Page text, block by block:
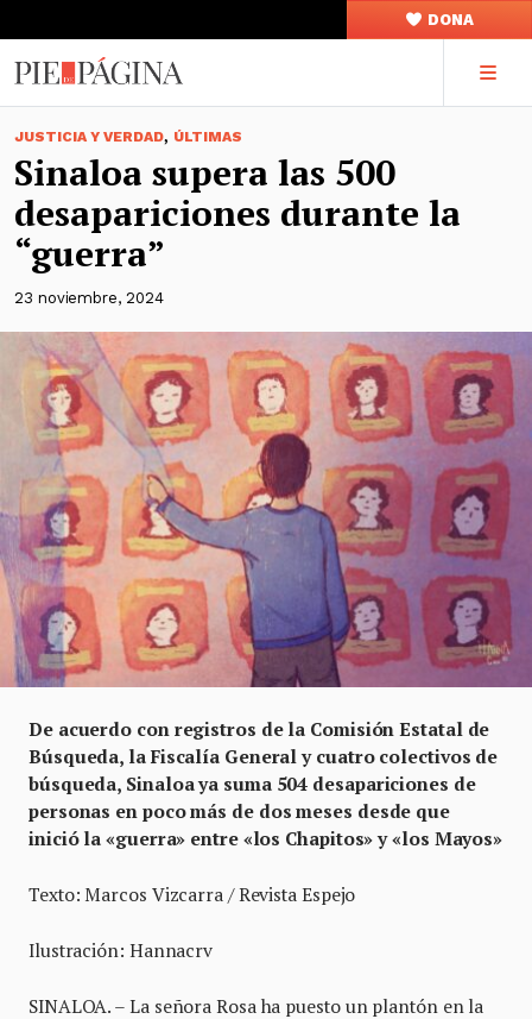
DONA
JUSTICIA Y VERDAD, ÚLTIMAS
Sinaloa supera las 500
desapariciones durante la
“guerra”
23 noviembre, 2024
De acuerdo con registros de la Comisión Estatal de
Búsqueda, la Fiscalía General y cuatro colectivos de
búsqueda, Sinaloa ya suma 504 desapariciones de
personas en poco más de dos meses desde que
inició la «guerra» entre «los Chapitos» y «los Mayos»
Texto: Marcos Vizcarra / Revista Espejo
Ilustración: Hannacrv
SINALOA. – La señora Rosa ha puesto un plantón en la